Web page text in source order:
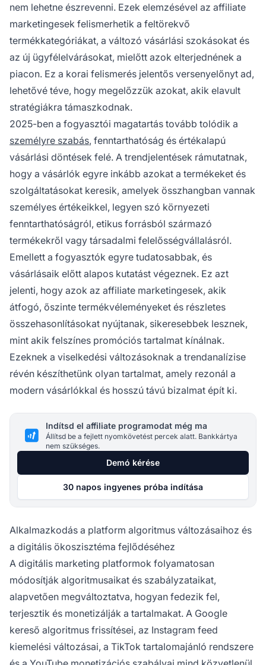
nem lehetne észrevenni. Ezek elemzésével az affiliate
marketingesek felismerhetik a feltörekvő
termékkategóriákat, a változó vásárlási szokásokat és
az új ügyfélelvárásokat, mielőtt azok elterjednének a
piacon. Ez a korai felismerés jelentős versenyelőnyt ad,
lehetővé téve, hogy megelőzzük azokat, akik elavult
stratégiákra támaszkodnak.
2025-ben a fogyasztói magatartás tovább tolódik a
személyre szabás, fenntarthatóság és értékalapú
vásárlási döntések felé. A trendjelentések rámutatnak,
hogy a vásárlók egyre inkább azokat a termékeket és
szolgáltatásokat keresik, amelyek összhangban vannak
személyes értékeikkel, legyen szó környezeti
fenntarthatóságról, etikus forrásból származó
termékekről vagy társadalmi felelősségvállalásról.
Emellett a fogyasztók egyre tudatosabbak, és
vásárlásaik előtt alapos kutatást végeznek. Ez azt
jelenti, hogy azok az affiliate marketingesek, akik
átfogó, őszinte termékvéleményeket és részletes
összehasonlításokat nyújtanak, sikeresebbek lesznek,
mint akik felszínes promóciós tartalmat kínálnak.
Ezeknek a viselkedési változásoknak a trendanalízise
révén készíthetünk olyan tartalmat, amely rezonál a
modern vásárlókkal és hosszú távú bizalmat épít ki.
Indítsd el affiliate programodat még ma
Állítsd be a fejlett nyomkövetést percek alatt. Bankkártya
nem szükséges.
Demó kérése
30 napos ingyenes próba indítása
Alkalmazkodás a platform algoritmus változásaihoz és
a digitális ökoszisztéma fejlődéséhez
A digitális marketing platformok folyamatosan
módosítják algoritmusaikat és szabályzataikat,
alapvetően megváltoztatva, hogyan fedezik fel,
terjesztik és monetizálják a tartalmakat. A Google
kereső algoritmus frissítései, az Instagram feed
kiemelési változásai, a TikTok tartalomajánló rendszere